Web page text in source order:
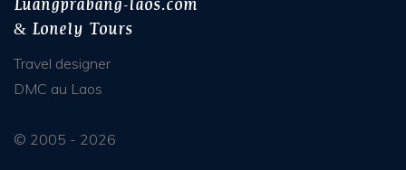
Luangprabang-laos.com
& Lonely Tours
Travel designer
DMC au Laos
© 2005 - 2026